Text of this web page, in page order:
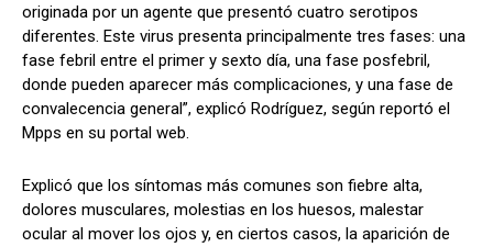
originada por un agente que presentó cuatro serotipos
diferentes. Este virus presenta principalmente tres fases: una
fase febril entre el primer y sexto día, una fase posfebril,
donde pueden aparecer más complicaciones, y una fase de
convalecencia general”, explicó Rodríguez, según reportó el
Mpps en su portal web.
Explicó que los síntomas más comunes son fiebre alta,
dolores musculares, molestias en los huesos, malestar
ocular al mover los ojos y, en ciertos casos, la aparición de